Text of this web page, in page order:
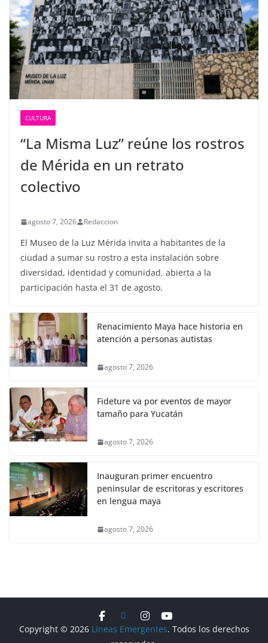
CULTURA
“La Misma Luz” reúne los rostros
de Mérida en un retrato
colectivo
agosto 7, 2026 Redaccion
El Museo de la Luz Mérida invita a habitantes de la
ciudad a sumar su rostro a esta instalación sobre
diversidad, identidad y comunidad, abierta a la
participación hasta el 31 de agosto.
Renacimiento Maya hace historia en
atención a personas autistas
agosto 7, 2026
Fideture va por eventos de mayor
tamaño para Yucatán
agosto 7, 2026
Inauguran primer encuentro
peninsular de escritoras y escritores
en lengua maya
agosto 7, 2026
Copyright © 2026 Líneas Emergentes. Todos los derechos